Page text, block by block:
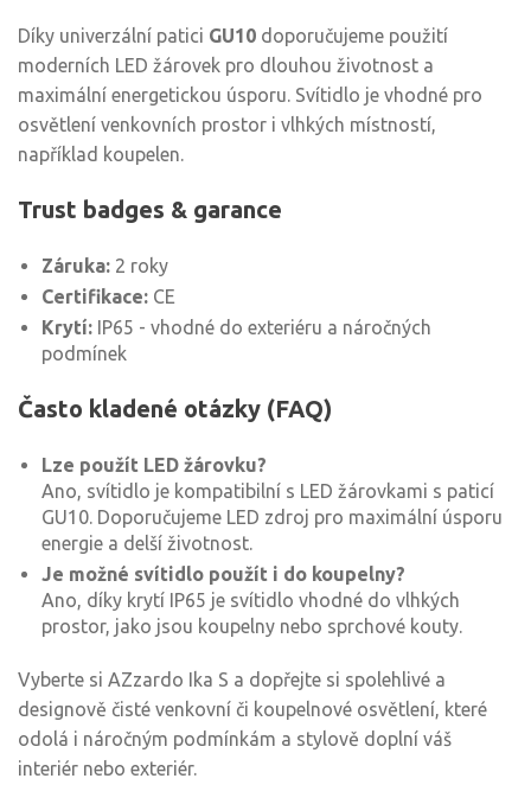
Díky univerzální patici GU10 doporučujeme použití
moderních LED žárovek pro dlouhou životnost a
maximální energetickou úsporu. Svítidlo je vhodné pro
osvětlení venkovních prostor i vlhkých místností,
například koupelen.
Trust badges & garance
Záruka: 2 roky
Certifikace: CE
Krytí: IP65 - vhodné do exteriéru a náročných
podmínek
Často kladené otázky (FAQ)
Lze použít LED žárovku?
Ano, svítidlo je kompatibilní s LED žárovkami s paticí
GU10. Doporučujeme LED zdroj pro maximální úsporu
energie a delší životnost.
Je možné svítidlo použít i do koupelny?
Ano, díky krytí IP65 je svítidlo vhodné do vlhkých
prostor, jako jsou koupelny nebo sprchové kouty.
Vyberte si AZzardo Ika S a dopřejte si spolehlivé a
designově čisté venkovní či koupelnové osvětlení, které
odolá i náročným podmínkám a stylově doplní váš
interiér nebo exteriér.